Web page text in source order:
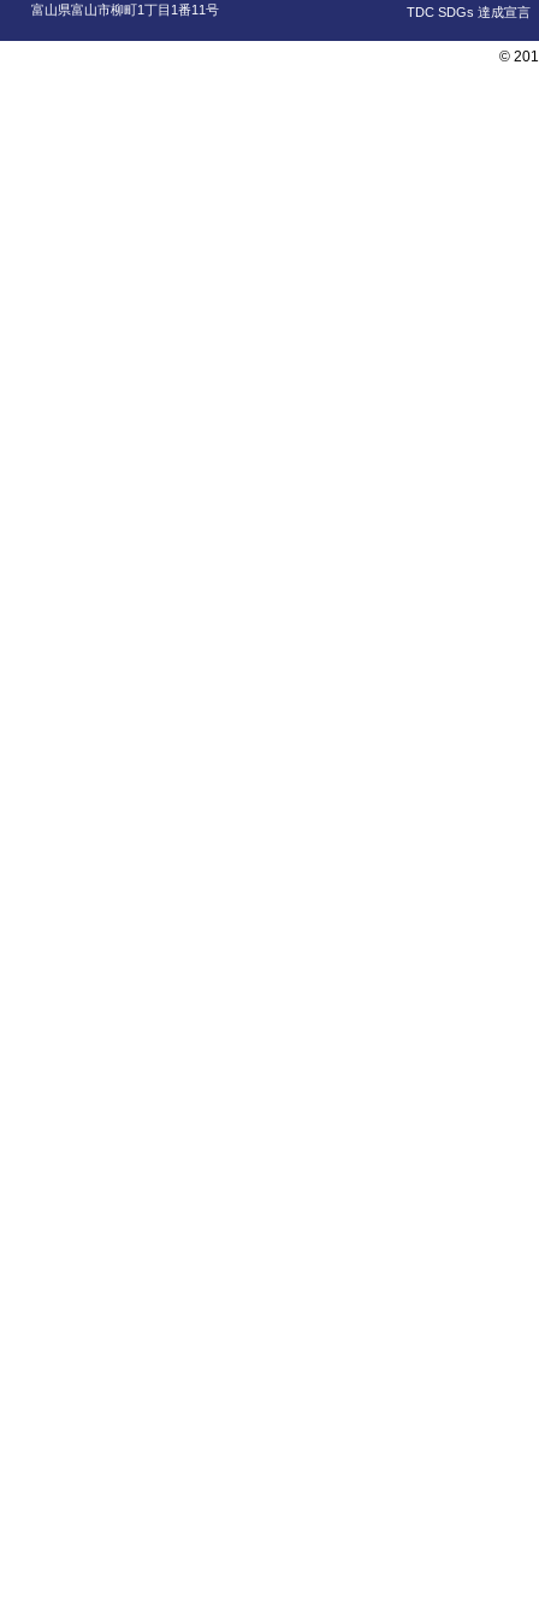
富山県富山市柳町1丁目1番11号
TDC SDGs 達成宣言
©